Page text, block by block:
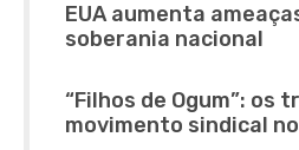
EUA aumenta
soberania nacional
“Filhos de Ogum”: os
movimento sindical